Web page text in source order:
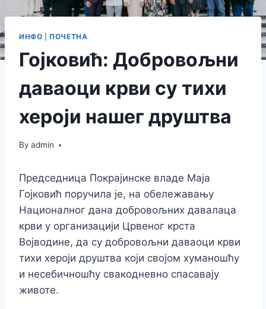
ИНФО ПОЧЕТНА
Гојковић: Добровољни
даваоци крви су тихи
хероји нашег друштва
By admin
Председница Покрајинске владе Маја
Гојковић поручила је, на обележавању
Националног дана добровољних давалаца
крви у организацији Црвеног крста
Војводине, да су добровољни даваоци крви
тихи хероји друштва који својом хуманошћу
и несебичношћу свакодневно спасавају
животе.